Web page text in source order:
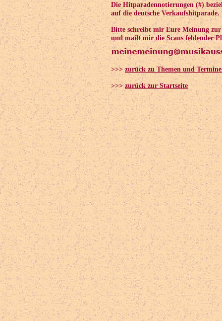
Die Hitparadennotierungen (#)
auf die deutsche Verkaufshitparade.
Bitte schreibt mir Eure Meinung zur
und mailt mir die Scans fehlender
>>>zurück zu Themen und
>>>zurück zur Startseite